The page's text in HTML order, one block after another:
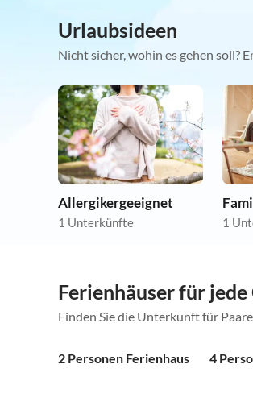
Urlaubsideen
Nicht sicher, wohin es gehen soll?
Allergikergeeignet
1 Unterkünfte 1
Ferienhäuser für
Finden Sie die Unterkunft für
2 Personen Ferienhaus 4